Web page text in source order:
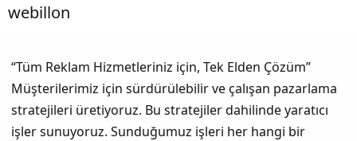
webillon
“Tüm Reklam Hizmetleriniz için, Tek Elden Çözüm”
Müşterilerimiz için sürdürülebilir ve çalışan pazarlama
stratejileri üretiyoruz. Bu stratejiler dahilinde yaratıcı
işler sunuyoruz. Sunduğumuz işleri her hangi bir